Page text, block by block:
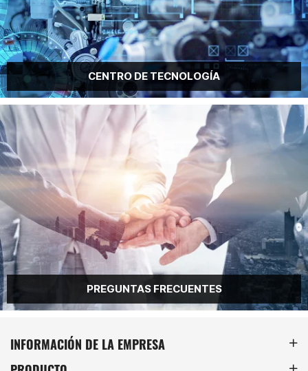
PREGUNTAS FRECUENTES
INFORMACIÓN DE LA EMPRESA
PRODUCTO
ACERCA DE BOHONGKE
NAVEGACIÓN
Correo electrónico
info@bohongke.com
+86 131 5685 7871
+86 0532 8623 1237